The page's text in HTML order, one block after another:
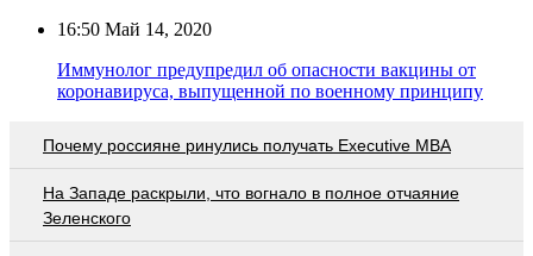
16:50 Май 14, 2020
Иммунолог предупредил об опасности вакцины от
коронавируса, выпущенной по военному принципу
Почему россияне ринулись получать Executive MBA
На Западе раскрыли, что вогнало в полное отчаяние
Зеленского